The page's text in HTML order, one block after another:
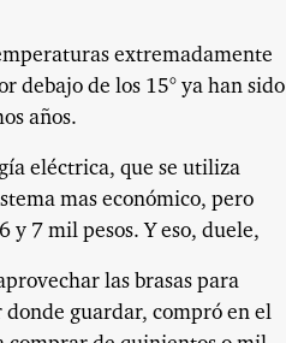
extremadamente
debajo de los 15° ya han sido
años.
eléctrica, que se utiliza
mas económico, pero
y 7 mil pesos. Y eso, duele,
las brasas para
donde guardar, compró en el